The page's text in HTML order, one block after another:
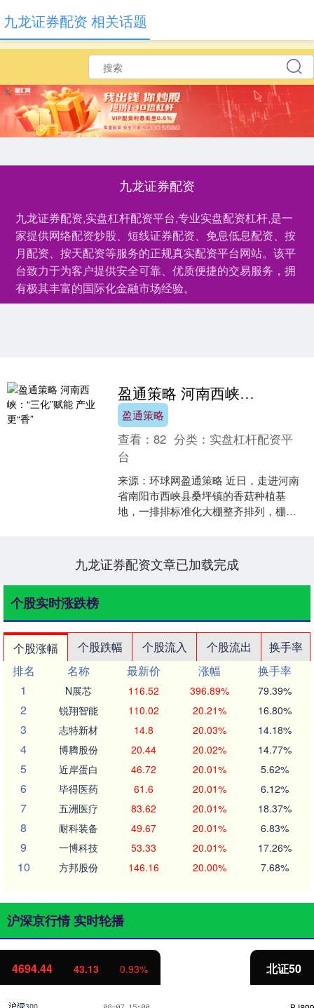
九龙证券配资
九龙证券配资,实盘杠杆配资平台,专业实盘配资杠杆,是一
家提供网络配资炒股、短线证券配资、免息低息配资、按
月配资、按天配资等服务的正规真实配资平台网站。该平
台致力于为客户提供安全可靠、优质便捷的交易服务，拥
有极其丰富的国际化金融市场经验。
九龙证券配资 相关话题
盈通策略 河南西峡：“三化”赋能 产业更“香”
盈通策略
查看：82 分类： 实盘杠杆配资平
台
来源：环球网盈通策略 近日，走进河南
省南阳市西峡县桑坪镇的香菇种植基
地，一排排标准化大棚整齐排列，棚内
九龙证券配资文章已加载完成
个股实时涨跌榜
个股涨幅 个股跌幅 个股流入 个股流出
换手率
排名
名称 最新价 涨幅
换手率
1
N展芯 116.52 396.89% 79.39%
2 锐翔智能 110.02 20.21% 16.80%
3 志特新材 14.8 20.03% 14.18%
4 博腾股份 20.44 20.02% 14.77%
5 近岸蛋白 46.72 20.01% 5.62%
6 毕得医药 61.6 20.01% 6.12%
7 五洲医疗 83.62 20.01% 18.37%
8 耐科装备 49.67 20.01% 6.83%
9 一博科技 53.33 20.01% 17.26%
10 方邦股份 146.16 20.00% 7.68%
沪深京行情 实时轮播
北证50 1134.24